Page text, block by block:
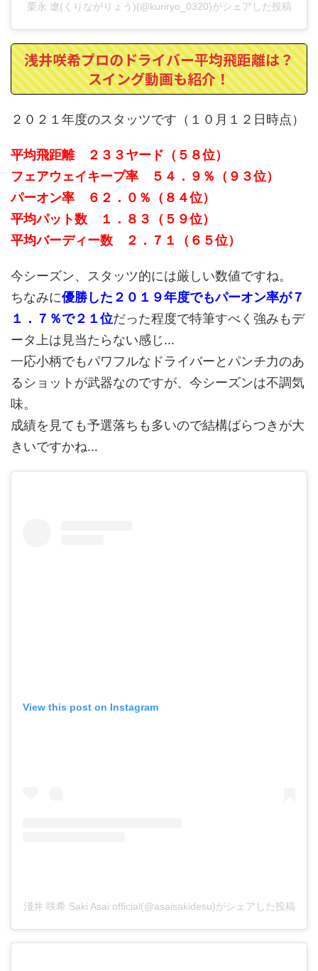
栗永 遼(くりながりょう)(@kuriryo_0320)がシェアした投稿
浅井咲希プロのドライバー平均飛距離は？
スイング動画も紹介！
２０２１年度のスタッツです（１０月１２日時点）
平均飛距離 ２３３ヤード（５８位）
フェアウェイキープ率 ５４．９％（９３位）
パーオン率 ６２．０％（８４位）
平均パット数 １．８３（５９位）
平均バーディー数 ２．７１（６５位）
今シーズン、スタッツ的には厳しい数値ですね。
ちなみに優勝した２０１９年度でもパーオン率が７
１．７％で２１位だった程度で特筆すべく強みもデ
ータ上は見当たらない感じ…
一応小柄でもパワフルなドライバーとパンチ力のあ
るショットが武器なのですが、今シーズンは不調気
味。
成績を見ても予選落ちも多いので結構ばらつきが大
きいですかね…
View this post on Instagram
淺井 咲希 Saki Asai official(@asaisakidesu)がシェアした投稿